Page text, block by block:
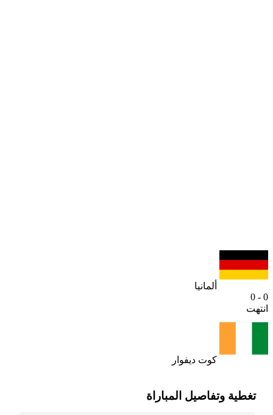
ألمانيا
0 - 0
انتهت
كوت ديفوار
تغطية وتفاصيل المباراة